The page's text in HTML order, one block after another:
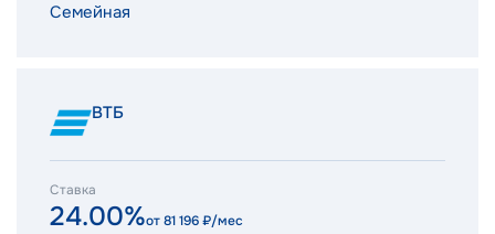
Семейная
ВТБ
Ставка
24.00%от81 196₽/мес